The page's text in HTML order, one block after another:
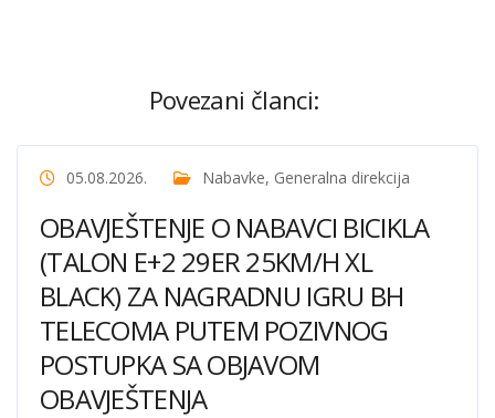
Povezani članci:
05.08.2026. Nabavke, Generalna direkcija
OBAVJEŠTENJE O NABAVCI BICIKLA
(TALON E+2 29ER 25KM/H XL
BLACK) ZA NAGRADNU IGRU BH
TELECOMA PUTEM POZIVNOG
POSTUPKA SA OBJAVOM
OBAVJEŠTENJA